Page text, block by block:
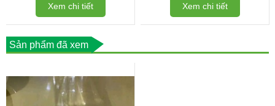
Xem chi tiết Xem chi tiết
Sản phẩm đã xem